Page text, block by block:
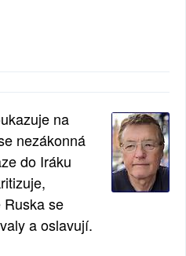
na
nezákonná
do Iráku
se
a oslavují.